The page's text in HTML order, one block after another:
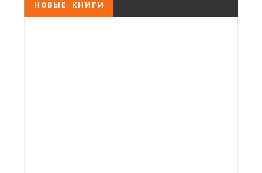
НОВЫЕ КНИГИ